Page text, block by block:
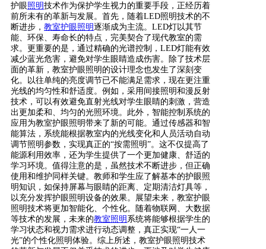
护眼照明技术作为保护学生视力的重要手段，正经历着
前所未有的革新与发展。首先，随着LED照明技术的不
断进步， 教室护眼照明逐渐成为主流。LED灯以其节
能、环保、寿命长的特点，完美契合了现代教室的需
求。更重要的是，通过精确的光谱控制，LED灯能有效
减少蓝光危害，避免对学生眼睛造成伤害。除了技术层
面的革新，教室护眼照明的设计理念也发生了深刻变
化。以往单纯的亮度调节已不能满足需求，现在更注重
光线的均匀性和舒适度。例如，采用间接照明和漫反射
技术，可以有效避免直射光线对学生眼睛的刺激，营造
出更加柔和、均匀的光照环境。此外，智能控制系统的
应用为教室护眼照明带来了新的可能。通过传感器和智
能算法，系统能根据教室内的光线变化和人员活动自动
调节照明参数，实现真正的“按需照明”。这不仅提高了
能源利用效率，还为学生提供了一个更加健康、舒适的
学习环境。值得注意的是，虽然技术不断进步，但正确
使用和维护同样关键。教师和学生应了解基本的护眼照
明知识，如保持屏幕与眼睛的距离、定期清洁灯具等，
以充分发挥护眼照明设备的效果。展望未来，教室护眼
照明技术将更加智能化、个性化。随着物联网、大数据
等技术的发展，未来的教室照明 系统将能够根据学生的
学习状态和视力需求进行动态调整，真正实现“一人一
光”的个性化照明体验。综上所述，教室护眼照明技术